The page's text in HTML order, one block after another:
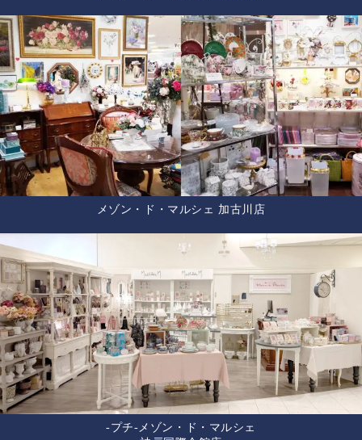
メゾン・ド・マルシェ 加古川店
-プチ-メゾン・ド・マルシェ